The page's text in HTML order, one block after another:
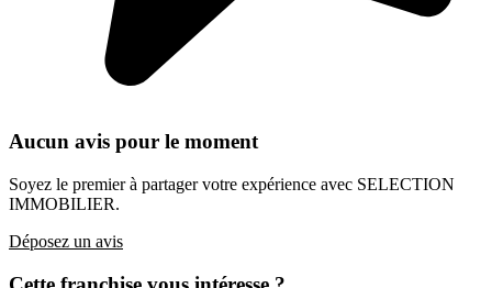
Aucun avis pour le moment
Soyez le premier à partager votre expérience avec SELECTION
IMMOBILIER.
Déposez un avis